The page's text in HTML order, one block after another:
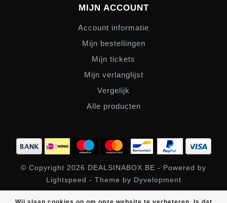
MIJN ACCOUNT
Account informatie
Mijn bestellingen
Mijn tickets
Mijn verlanglijst
Vergelijk
Alle producten
© Copyright 2026 DEALSINABOX.BE - Powered by
Lightspeed - Theme by Dyvelopment
SHOPBOX klantbeoordelingen at